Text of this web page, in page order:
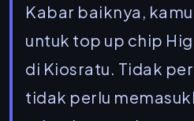
Kabar baiknya,
untuk top up chip
di Kiosratu. Tidak
tidak perlu